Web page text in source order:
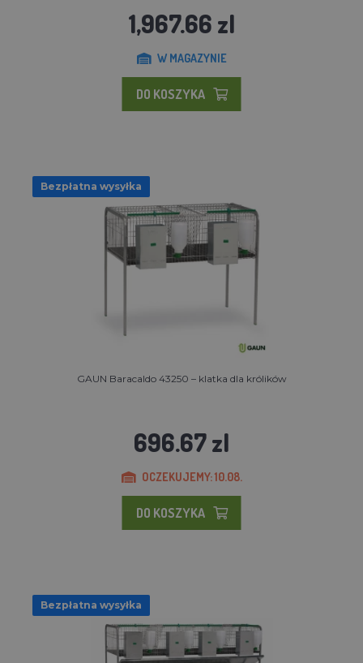
1,967.66 zl
W MAGAZYNIE
DO KOSZYKA
Bezpłatna wysyłka
GAUN Baracaldo 43250 – klatka dla królików
696.67 zl
OCZEKUJEMY: 10.08.
DO KOSZYKA
Bezpłatna wysyłka